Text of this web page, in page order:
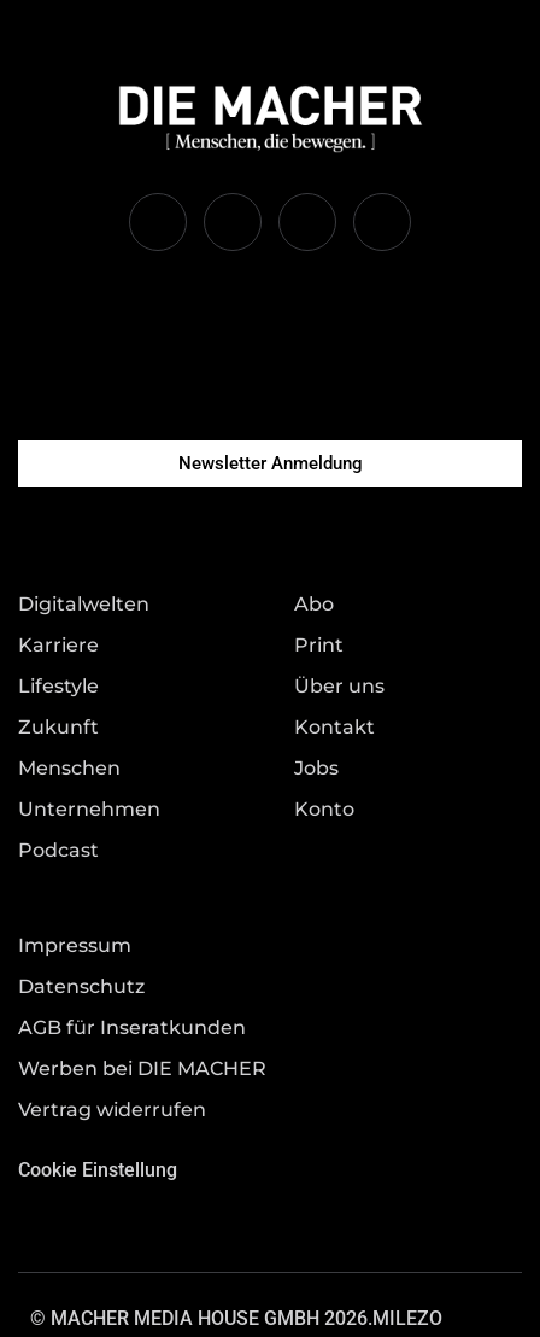
Newsletter Anmeldung
Digitalwelten
Karriere
Lifestyle
Zukunft
Menschen
Unternehmen
Podcast
Abo
Print
Über uns
Kontakt
Jobs
Konto
Impressum
Datenschutz
AGB für Inseratkunden
Werben bei DIE MACHER
Vertrag widerrufen
Cookie Einstellung
© MACHER MEDIA HOUSE GMBH 2026.MILEZO